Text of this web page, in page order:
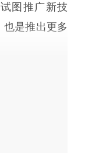
图推广新技
是推出更多